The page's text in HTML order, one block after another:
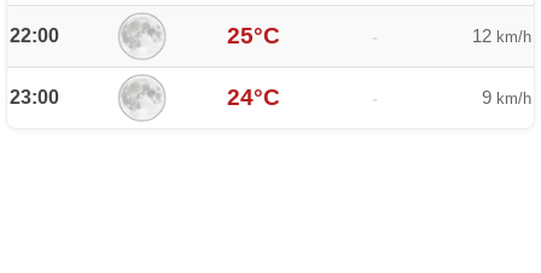
22:00 25°C - 12 km/h
23:00 24°C - 9 km/h